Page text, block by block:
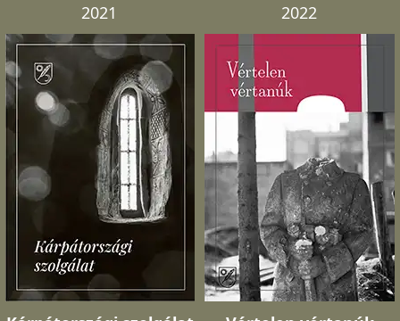
2021
2022